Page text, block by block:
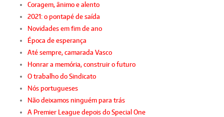
Coragem, ânimo e alento
2021: o pontapé de saída
Novidades em fim de ano
Época de esperança
Até sempre, camarada Vasco
Honrar a memória, construir o futuro
O trabalho do Sindicato
Nós portugueses
Não deixamos ninguém para trás
A Premier League depois do Special One